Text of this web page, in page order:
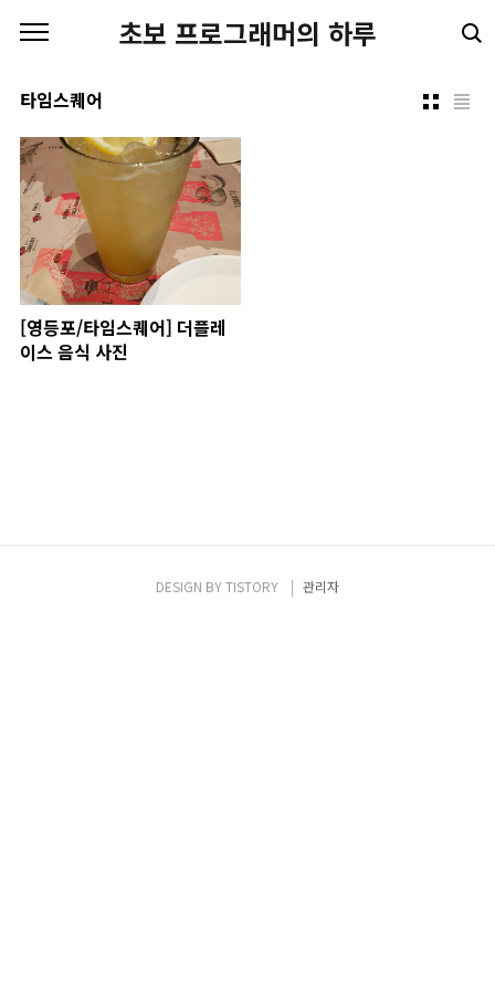
초보 프로그래머의 하루
타임스퀘어
[영등포/타임스퀘어] 더플레
이스 음식 사진
DESIGN BYTISTORY 관리자